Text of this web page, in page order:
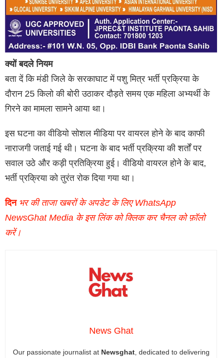
क्यों बदले नियम
बता दें कि मंडी जिले के सरकाघाट में पशु मित्र भर्ती प्रक्रिया के
दौरान 25 किलो की बोरी उठाकर दौड़ते समय एक महिला अभ्यर्थी के
गिरने का मामला सामने आया था।
इस घटना का वीडियो सोशल मीडिया पर वायरल होने के बाद काफी
नाराजगी जताई गई थी। घटना के बाद भर्ती प्रक्रिया की शर्तों पर
सवाल उठे और कड़ी प्रतिक्रिया हुई। वीडियो वायरल होने के बाद,
भर्ती प्रक्रिया को तुरंत रोक दिया गया था।
दिनभर की ताजा खबरों के अपडेट के लिए WhatsApp
NewsGhat Media के इस लिंक को क्लिक कर चैनल को फ़ॉलो
करें।
News Ghat
Our passionate journalist at Newsghat, dedicated to delivering